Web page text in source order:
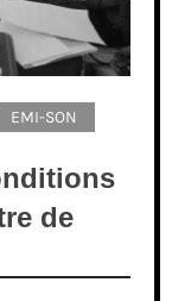
EMI-SON
de